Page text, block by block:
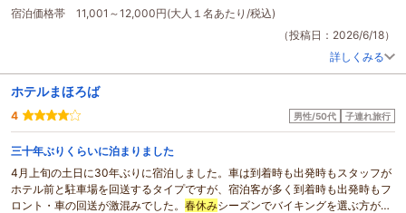
宿泊価格帯
11,001～12,000円(大人１名あたり/税込)
（投稿日：2026/6/18）
詳しくみる
ホテルまほろば
4 男性/50代 子連れ旅行
三十年ぶりくらいに泊まりました
4月上旬の土日に30年ぶりに宿泊しました。車は到着時も出発時もスタッフが
ホテル前と駐車場を回送するタイプですが、宿泊客が多く到着時も出発時もフ
ロント・車の回送が激混みでした。 春休みシーズンでバイキングを選ぶ方が大